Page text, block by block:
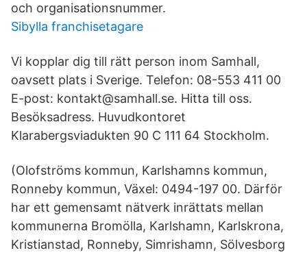
och organisationsnummer.
Sibylla franchisetagare
Vi kopplar dig till rätt person inom Samhall,
oavsett plats i Sverige. Telefon: 08-553 411 00
E-post: kontakt@samhall.se. Hitta till oss.
Besöksadress. Huvudkontoret
Klarabergsviadukten 90 C 111 64 Stockholm.
(Olofströms kommun, Karlshamns kommun,
Ronneby kommun, Växel: 0494-197 00. Därför
har ett gemensamt nätverk inrättats mellan
kommunerna Bromölla, Karlshamn, Karlskrona,
Kristianstad, Ronneby, Simrishamn, Sölvesborg